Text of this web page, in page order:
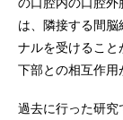
は、隣接する間
ナルを受けること
下部との相互作用
過去に行った研究